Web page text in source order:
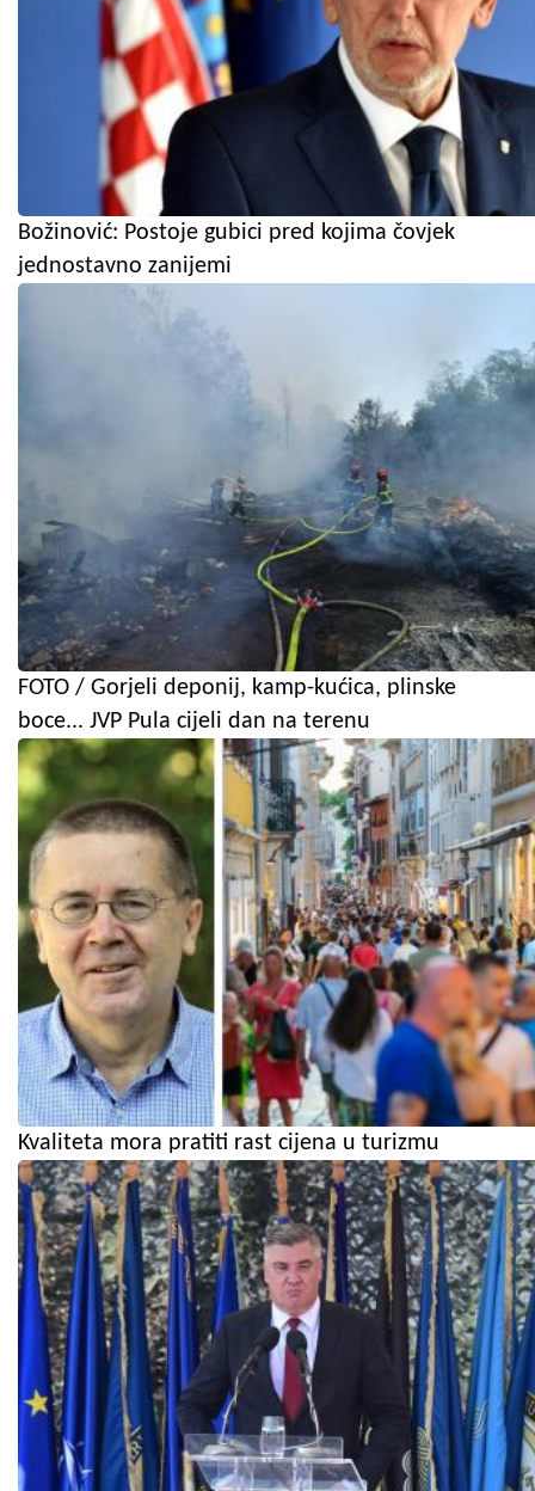
Božinović: Postoje gubici pred kojima čovjek
jednostavno zanijemi
FOTO / Gorjeli deponij, kamp-kućica, plinske
boce... JVP Pula cijeli dan na terenu
Kvaliteta mora pratiti rast cijena u turizmu